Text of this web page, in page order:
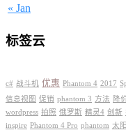
« Jan
标签云
c# 战斗机 优惠 Phantom 4 2017
信息视图 促销 phantom 3 方法 降
wordpress 拍照 俄罗斯 精灵4 创新
inspire Phantom 4 Pro phantom 太